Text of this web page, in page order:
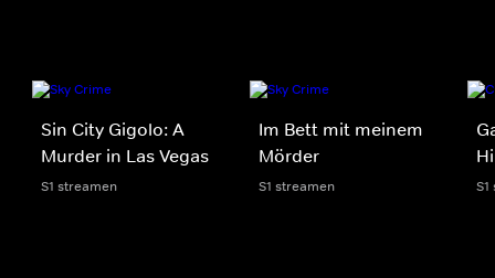
Sin City Gigolo: A
Murder in Las Vegas
S1 streamen
Im Bett mit meinem
Mörder
S1 streamen